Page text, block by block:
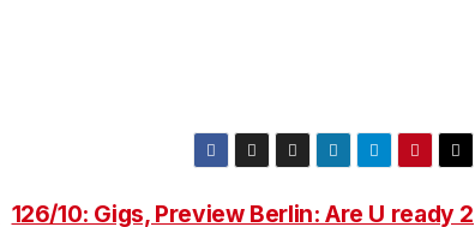
126/10: Gigs, Preview Berlin: Are U ready 2